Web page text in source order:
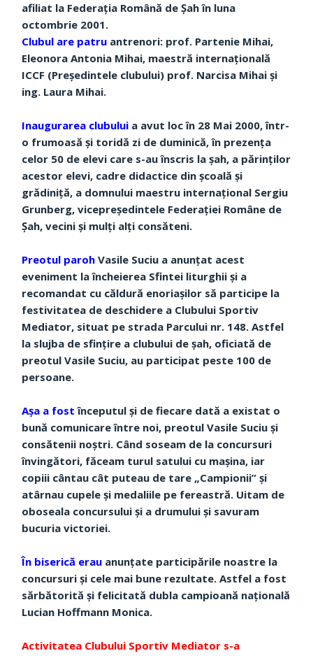
afiliat la Federaţia Română de Şah în luna
octombrie 2001.
Clubul are patru antrenori: prof. Partenie Mihai,
Eleonora Antonia Mihai, maestră internațională
ICCF (Președintele clubului) prof. Narcisa Mihai şi
ing. Laura Mihai.
Inaugurarea clubului a avut loc în 28 Mai 2000, într-
o frumoasă şi toridă zi de duminică, în prezenţa
celor 50 de elevi care s-au înscris la şah, a părinţilor
acestor elevi, cadre didactice din şcoală şi
grădiniţă, a domnului maestru internaţional Sergiu
Grunberg, vicepreşedintele Federaţiei Române de
Şah, vecini şi mulţi alţi consăteni.
Preotul paroh Vasile Suciu a anunţat acest
eveniment la încheierea Sfintei liturghii şi a
recomandat cu căldură enoriaşilor să participe la
festivitatea de deschidere a Clubului Sportiv
Mediator, situat pe strada Parcului nr. 148. Astfel
la slujba de sfinţire a clubului de şah, oficiată de
preotul Vasile Suciu, au participat peste 100 de
persoane.
Aşa a fost începutul şi de fiecare dată a existat o
bună comunicare între noi, preotul Vasile Suciu şi
consătenii noştri. Când soseam de la concursuri
învingători, făceam turul satului cu maşina, iar
copiii cântau cât puteau de tare „Campionii” şi
atârnau cupele şi medaliile pe fereastră. Uitam de
oboseala concursului şi a drumului şi savuram
bucuria victoriei.
În biserică erau anunţate participările noastre la
concursuri şi cele mai bune rezultate. Astfel a fost
sărbătorită şi felicitată dubla campioană naţională
Lucian Hoffmann Monica.
Activitatea Clubului Sportiv Mediator s-a